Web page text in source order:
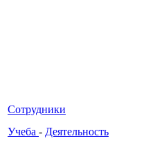
Сотрудники
Учеба - Деятельность